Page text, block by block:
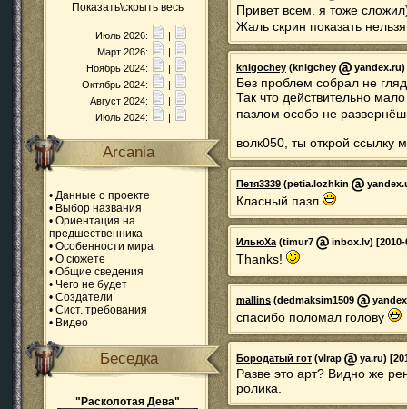
Показать\скрыть весь
Июль 2026:
|
Март 2026:
|
Ноябрь 2024:
|
Октябрь 2024:
|
Август 2024:
|
Июль 2024:
|
Arcania
• Данные о проекте
• Выбор названия
• Ориентация на
предшественника
• Особенности мира
• О сюжете
• Общие сведения
• Чего не будет
• Создатели
• Сист. требования
• Видео
Беседка
"Расколотая Дева"
Привет всем. я тоже
Жаль скрин показать
knigochey (knigchey yandex.ru)
Без проблем собрал не
Так что действительно
пазлом особо не
волк050, ты открой ссылку
Петя3339 (petia.lozhkin
Класный пазл
ИльюХа(timur7 inbox.lv) [2010-
Thanks!
mallins (dedmaksim1509
спасибо поломал голову
Бородатый гот (vlrap ya.ru)
Разве это арт? Видно же
ролика.